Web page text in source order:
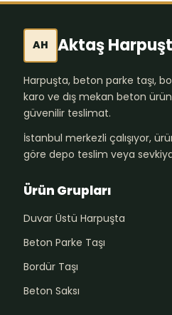
AH Aktaş
Harpuşta, beton parke taşı,
karo ve dış mekan beton
güvenilir teslimat.
İstanbul merkezli çalışıyor,
göre depo teslim veya
Ürün Grupları
Duvar Üstü Harpuşta
Beton Parke Taşı
Bordür Taşı
Beton Saksı